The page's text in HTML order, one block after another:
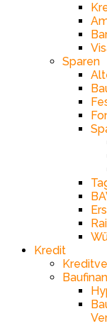
Sparen
Kredit